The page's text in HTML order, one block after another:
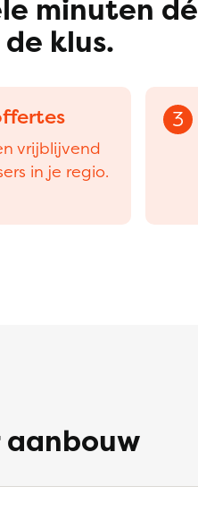
minuten dé
klus.
vrijblijvend
in je regio.
3